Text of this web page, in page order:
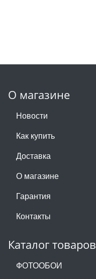
О магазине
Новости
Как купить
Доставка
О магазине
Гарантия
Контакты
Каталог товаров
ФОТООБОИ